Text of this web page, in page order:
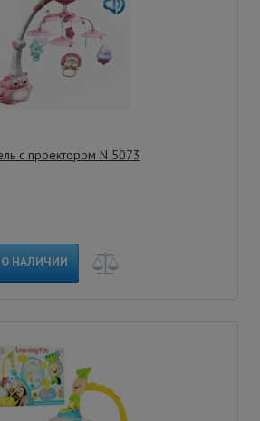
с проектором N 5073
НАЛИЧИИ